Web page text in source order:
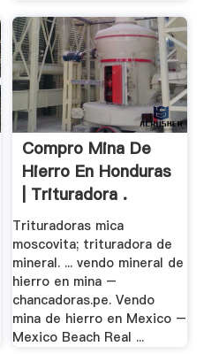
Compro Mina De
Hierro En Honduras
| Trituradora .
Trituradoras mica
moscovita; trituradora de
mineral. ... vendo mineral de
hierro en mina –
chancadoras.pe. Vendo
mina de hierro en Mexico –
Mexico Beach Real ...